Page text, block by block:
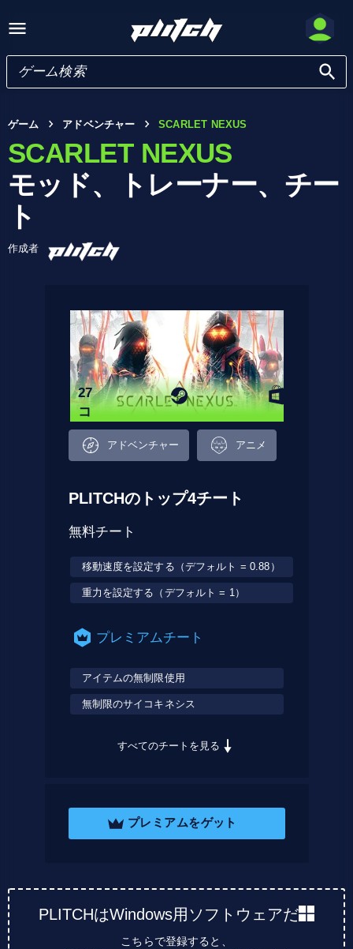
ゲーム アドベンチャー SCARLET NEXUS
SCARLET NEXUS
モッド、トレーナー、チー
ト
作成者
27
コ
ー
ド
アドベンチャー アニメ
PLITCHのトップ4チート
無料チート
移動速度を設定する（デフォルト = 0.88）
重力を設定する（デフォルト = 1）
プレミアムチート
アイテムの無制限使用
無制限のサイコキネシス
すべてのチートを見る
プレミアムをゲット
PLITCHはWindows用ソフトウェアだ
こちらで登録すると、